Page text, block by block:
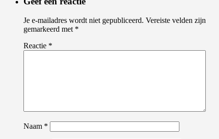
Je e-mailadres wordt niet gepubliceerd. Vereiste velden zijn
gemarkeerd met *
Reactie *
Naam *